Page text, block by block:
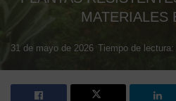
MATERIALES
31 de mayo de 2026 Tiempo de